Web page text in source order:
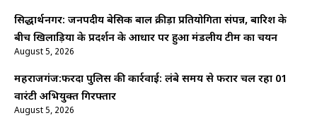
सिद्धार्थनगर: जनपदीय बेसिक बाल क्रीड़ा प्रतियोगिता संपन्न, बारिश के
बीच खिलाड़ियों के प्रदर्शन के आधार पर हुआ मंडलीय टीम का चयन
August 5, 2026
महराजगंज:फरेंदा पुलिस की कार्रवाई: लंबे समय से फरार चल रहा 01
वारंटी अभियुक्त गिरफ्तार
August 5, 2026